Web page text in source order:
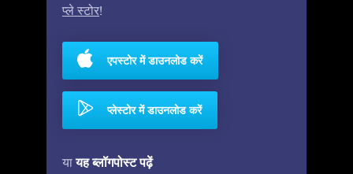
प्ले स्टोर!
एपस्टोर में डाउनलोड करें
प्लेस्टोर में डाउनलोड करें
यायह ब्लॉगपोस्ट पढ़ें